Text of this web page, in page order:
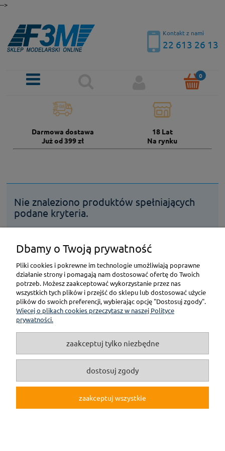
-->
Kontakt z nami
22 613 26 13
Darmowa dostawa
Już od 399 zł
18 Lat
Na rynku
Nie znaleziono produktów spełniających
podane kryteria.
KONTAKT
POMOC
PŁATNOŚCI I DOSTAWA
GWARANCJA I ZWROT
O NAS
pokaż pełną wersję strony
Dbamy o Twoją prywatność
Pliki cookies i pokrewne im technologie umożliwiają poprawne
działanie strony i pomagają nam dostosować ofertę do Twoich
potrzeb. Możesz zaakceptować wykorzystanie przez nas
wszystkich tych plików i przejść do sklepu lub dostosować użycie
plików do swoich preferencji, wybierając opcję "Dostosuj zgody".
Więcej o plikach cookies przeczytasz w naszej Polityce
prywatności.
zaakceptuj tylko niezbędne
dostosuj zgody
zaakceptuj wszystkie